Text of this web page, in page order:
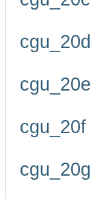
cgu_20d
cgu_20e
cgu_20f
cgu_20g